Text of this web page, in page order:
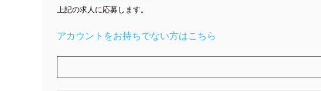
上記の求人に応募します。
アカウントをお持ちでない方はこちら